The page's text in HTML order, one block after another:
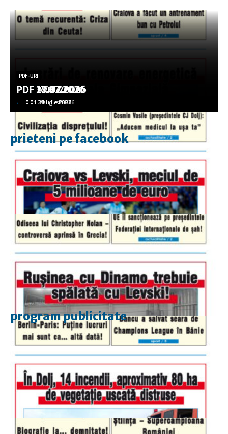
PDF-URI
PDF 3.08.2026
- - 0:01 3 august 2026
PDF-URI
PDF 29.07.2026
- - 0:01 29 iulie 2026
PDF-URI
PDF 27.07.2026
- - 0:01 27 iulie 2026
PDF-URI
PDF 17.07.2026
- - 0:01 17 iulie 2026
PDF-URI
PDF 14.07.2026
- - 0:01 14 iulie 2026
prieteni pe facebook
program publicitate
luni-vineri
9.00 - 17.00
duminică
9.00 - 12.00